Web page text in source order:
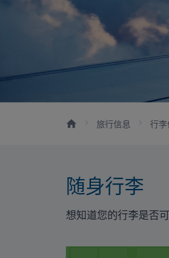
旅行信息 行李
随身行李
想知道您的行李是否